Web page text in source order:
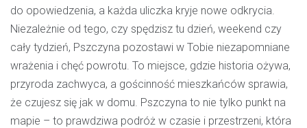
do opowiedzenia, a każda uliczka kryje nowe odkrycia.
Niezależnie od tego, czy spędzisz tu dzień, weekend czy
cały tydzień, Pszczyna pozostawi w Tobie niezapomniane
wrażenia i chęć powrotu. To miejsce, gdzie historia ożywa,
przyroda zachwyca, a gościnność mieszkańców sprawia,
że czujesz się jak w domu. Pszczyna to nie tylko punkt na
mapie – to prawdziwa podróż w czasie i przestrzeni, która